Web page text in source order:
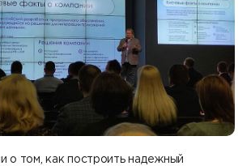
о том, как построить надежный